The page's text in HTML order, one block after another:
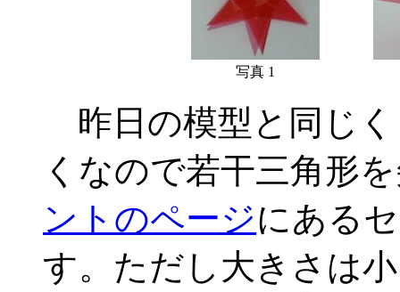
写真 1
昨日の模型と同じ
くなので若干三角形
ントのページにある
す。ただし大きさは